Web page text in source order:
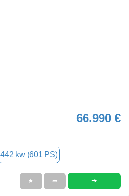
66.990 €
442 kw (601 PS)
★ ➦ ➜